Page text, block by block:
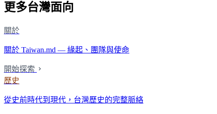
更多台灣面向
關於
關於 Taiwan.md — 緣起、團隊與使命
開始探索
歷史
從史前時代到現代，台灣歷史的完整脈絡